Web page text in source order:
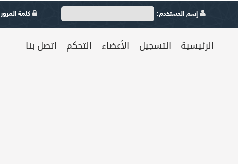
إسم المستخدم: كلمة
الرئيسية التسجيل الأعضاء التحكم اتصل بنا